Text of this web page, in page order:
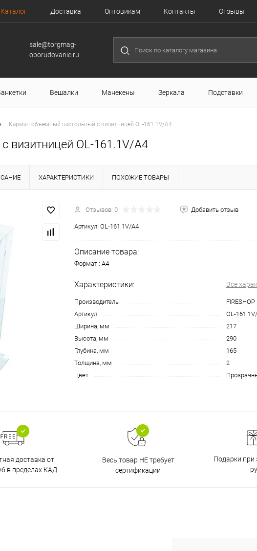
Каталог Доставка Оптовикам Контакты Отзывы
sale@torgmag-
oborudovanie.ru
Вешалки Манекены Зеркала Подставки
Карман объемный настольный с визитницей OL-161.1V/A4
визитницей OL-161.1V/A4
ХАРАКТЕРИСТИКИ ПОХОЖИЕ ТОВАРЫ
Отзывов: 0 Добавить отзыв
Артикул: OL-161.1V/A4
Описание товара:
Формат : А4
Характеристики: Все
Производитель
FIRESHOP
Артикул
OL-
Ширина, мм
217
Высота, мм
290
Глубина, мм
165
Толщина, мм
2
Цвет
доставка от
в пределах КАД
Весь товар НЕ требует
сертификации
Подарки при